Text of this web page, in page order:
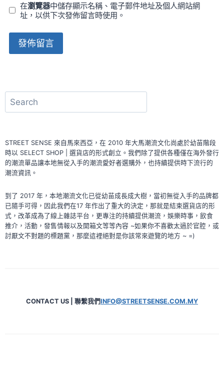
在瀏覽器中儲存顯示名稱、電子郵件地址及個人網站網
址，以供下次發佈留言時使用。
搜
尋
STREET SENSE 來自馬來西亞，在 2010 年大馬潮流文化尚處於幼苗階段
時以 SELECT SHOP | 選貨店的形式創立。我們除了提供各種僅在海外發行
的潮流單品讓本地無從入手的潮流愛好者選購外，也持續提供時下流行的
潮流資訊。
到了 2017 年，本地潮流文化已從幼苗成長成大樹，當初無從入手的品牌都
已隨手可得，因此我們在17 年作出了重大的決定，那就是結束選貨店的形
式，改革成為了線上雜誌平台，更專注的持續提供潮流，娛樂時事，飲食
推介，活動，發售情報以及開箱文等等內容 ~如果你不喜歡太過於官腔，或
討厭文不對題的標題黨，那麼這裡絕對是你該常來遊覽的地方 ~ =)
CONTACT US | 聯繫我們INFO@STREETSENSE.COM.MY